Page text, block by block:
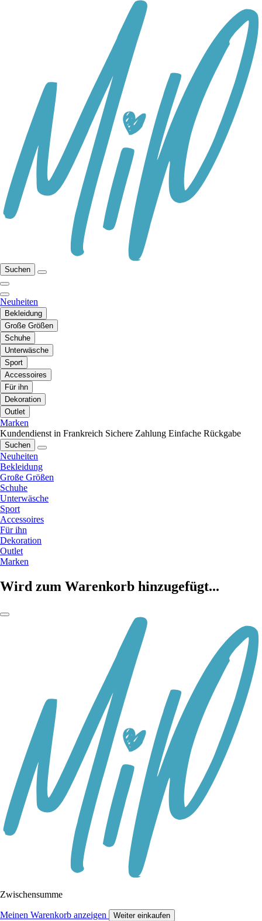
Suchen
Neuheiten
Bekleidung
Große Größen
Schuhe
Unterwäsche
Sport
Accessoires
Für ihn
Dekoration
Outlet
Marken
Kundendienst in Frankreich Sichere Zahlung Einfache Rückgabe
Suchen
Neuheiten
Bekleidung
Große Größen
Schuhe
Unterwäsche
Sport
Accessoires
Für ihn
Dekoration
Outlet
Marken
Wird zum Warenkorb hinzugefügt...
Zwischensumme
Meinen Warenkorb anzeigen Weiter einkaufen